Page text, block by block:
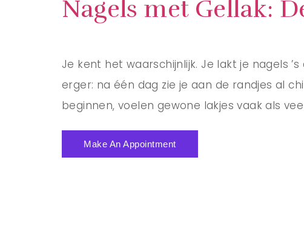
Nagels met Gellak:
Je kent het waarschijnlijk. Je lakt je nagels
erger: na één dag zie je aan de randjes al
beginnen, voelen gewone lakjes vaak als
Make An Appointment